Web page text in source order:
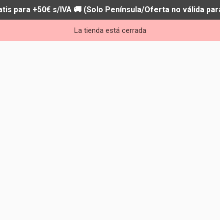
para +50€ s/IVA 🚚 (Solo Península/Oferta no válida
La tienda está cerrada